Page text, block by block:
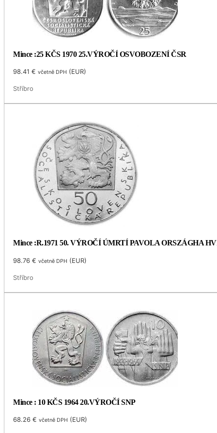
Mince :25 KČS 1970 25.VÝROČÍ OSVOBOZENÍ ČSR
98.41€ včetně DPH (EUR)
Stříbro
Mince :R.1971 50. VÝROČÍ ÚMRTÍ PAVOLA ORSZÁGHA
98.76€ včetně DPH (EUR)
Stříbro
Mince : 10 KČS 1964 20.VÝROČÍ SNP
68.26€ včetně DPH (EUR)